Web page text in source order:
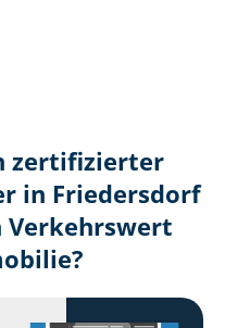
zertifizierter
in Friedersdorf